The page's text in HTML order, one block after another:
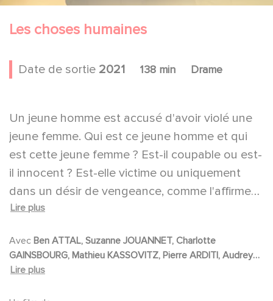
Les choses humaines
Date de sortie 2021 138 min Drame
Un jeune homme est accusé d'avoir violé une
jeune femme. Qui est ce jeune homme et qui
est cette jeune femme ? Est-il coupable ou est-
il innocent ? Est-elle victime ou uniquement
dans un désir de vengeance, comme l'affirme
l'accusé ? Les deux jeunes protagonistes et
convictions et leurs certitudes voler en éclat
mais... N'y a-t-il qu'une seule vérité ?
Lire plus
Avec
GAINSBOURG, Mathieu KASSOVITZ, Pierre ARDITI, Audrey
DANA, Benjamin LAVERNHE, Judith CHEMLA, Camille
Lire plus